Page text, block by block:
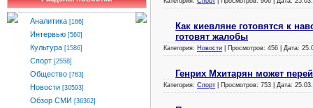
Аналитика [166]
Интервью [560]
Культура [1586]
Спорт [2558]
Общество [763]
Новости [30593]
Обзор СМИ [36362]
Как киевляне готовятся к
готовят жалобы
Категория: Новости | Просмотров: 456 | Дата:
Генрих Мхитарян может
Категория: Спорт | Просмотров: 753 | Дата: